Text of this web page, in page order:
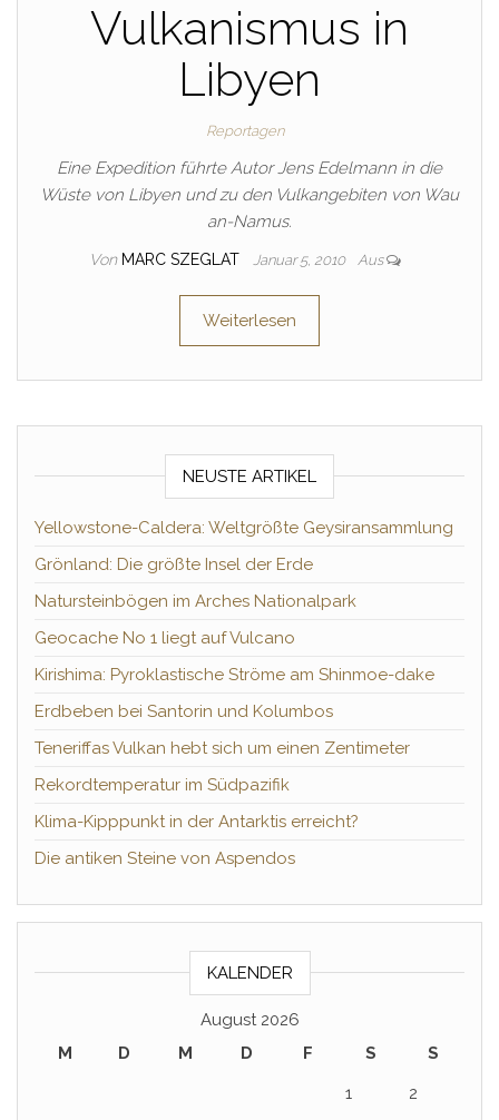
Vulkanismus in
Libyen
Reportagen
Eine Expedition führte Autor Jens Edelmann in die
Wüste von Libyen und zu den Vulkangebiten von Wau
an-Namus.
Von MARC SZEGLAT Januar 5, 2010 Aus
Weiterlesen
NEUSTE ARTIKEL
Yellowstone-Caldera: Weltgrößte Geysiransammlung
Grönland: Die größte Insel der Erde
Natursteinbögen im Arches Nationalpark
Geocache No 1 liegt auf Vulcano
Kirishima: Pyroklastische Ströme am Shinmoe-dake
Erdbeben bei Santorin und Kolumbos
Teneriffas Vulkan hebt sich um einen Zentimeter
Rekordtemperatur im Südpazifik
Klima-Kipppunkt in der Antarktis erreicht?
Die antiken Steine von Aspendos
KALENDER
August 2026
M
D M D F S
S
1
2